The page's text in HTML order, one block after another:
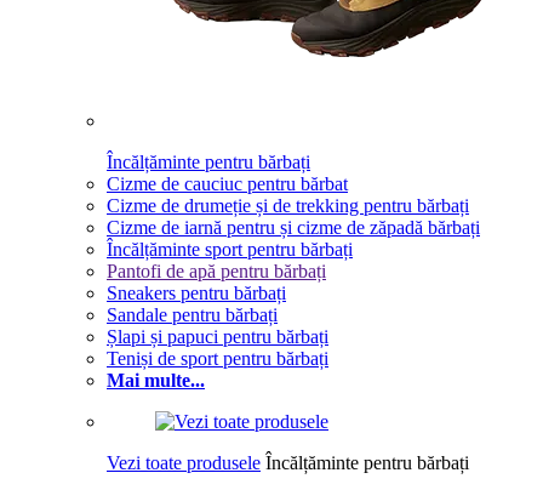
Încălțăminte pentru bărbați
Cizme de cauciuc pentru bărbat
Cizme de drumeție și de trekking pentru bărbați
Cizme de iarnă pentru și cizme de zăpadă bărbați
Încălțăminte sport pentru bărbați
Pantofi de apă pentru bărbați
Sneakers pentru bărbați
Sandale pentru bărbați
Șlapi și papuci pentru bărbați
Teniși de sport pentru bărbați
Mai multe...
Vezi toate produsele Încălțăminte pentru bărbați